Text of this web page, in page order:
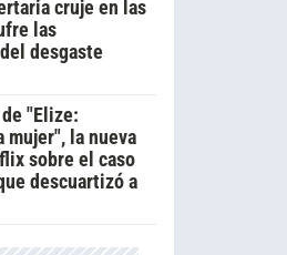
cruje en las
las
desgaste
"Elize:
mujer", la nueva
sobre el caso
descuartizó a